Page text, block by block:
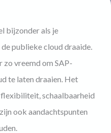
bijzonder als je
publieke cloud draaide.
zo vreemd om SAP-
te laten draaien. Het
schaalbaarheid
ook aandachtspunten